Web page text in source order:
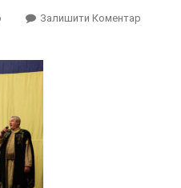
Залишити КоментарOn